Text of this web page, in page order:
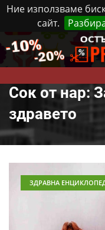
Ние използваме
сайт.
Четвъртък, 6
Сок от нар:
здравето
ЗДРАВНА